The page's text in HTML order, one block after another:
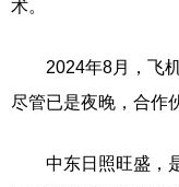
术。
2024年8月，飞机
尽管已是夜晚，合作
中东日照旺盛，是